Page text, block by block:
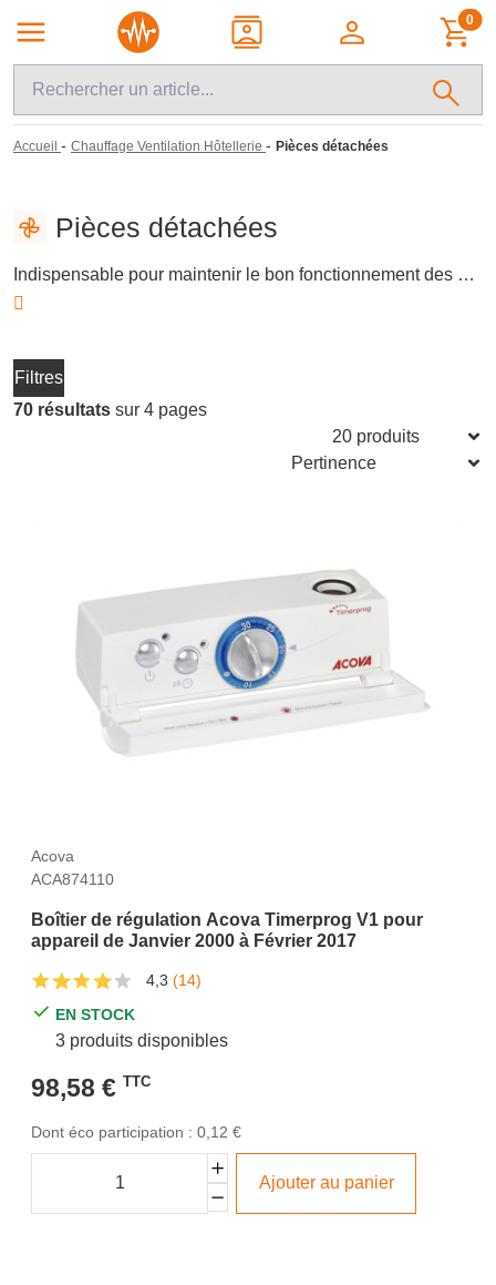
0
Accueil - Chauffage Ventilation Hôtellerie - Pièces détachées
Pièces détachées
Indispensable pour maintenir le bon fonctionnement des systèmes de ventilation, cette catégorie regroupe des pièces détachées essentielles telles que moteurs et ventilateurs. Ces composants assurent une circulation d'air optimale, garantissant un environnement confortable et sain. Choisissez parmi une sélection de pièces adaptées à vos besoins spécifiques en chauffage et ventilation.
Filtres
70 résultats sur 4 pages
Acova
ACA874110
Boîtier de régulation Acova Timerprog V1 pour
appareil de Janvier 2000 à Février 2017
4,3 (14)
EN STOCK
3 produits disponibles
98,58 € TTC
Dont éco participation : 0,12 €
Ajouter au panier